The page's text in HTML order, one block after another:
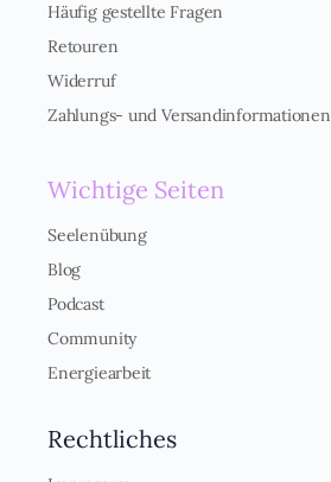
t
ä
d
n
*
Häufig gestellte Fragen
Retouren
Widerruf
Zahlungs- und Versandinformationen
Wichtige Seiten
Seelenübung
Blog
Podcast
Community
Energiearbeit
Rechtliches